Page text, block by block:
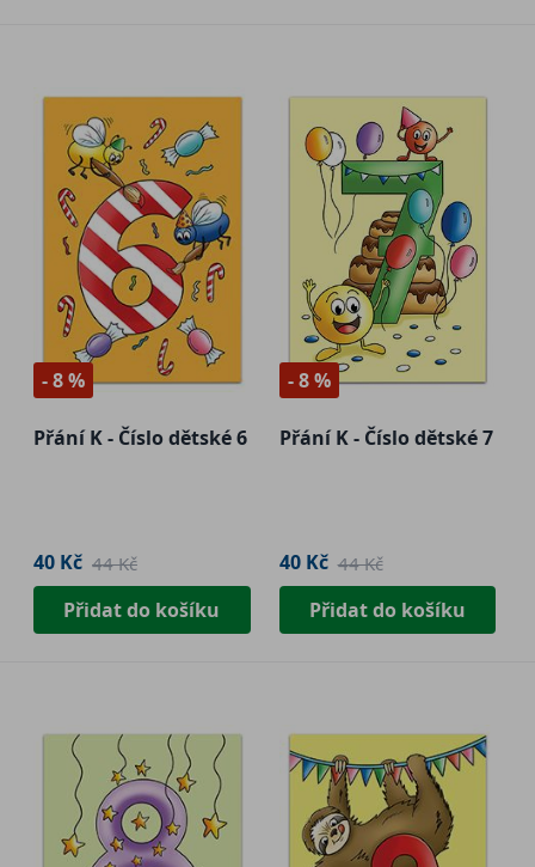
- 8 %
Přání K - Číslo dětské 6
40 Kč 44 Kč
Přidat do košíku
- 8 %
Přání K - Číslo dětské 7
40 Kč 44 Kč
Přidat do košíku